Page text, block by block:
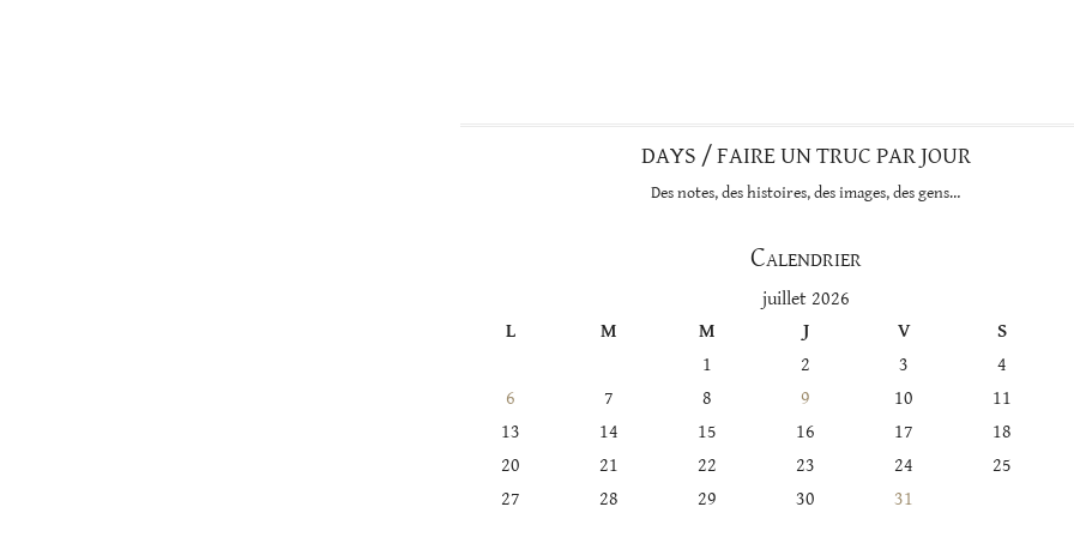
DAYS / FAIRE UN TRUC PAR JOUR
Des notes, des histoires, des images, des gens…
Calendrier
juillet 2026
L
M M J V S
1
2 3 4
6
7 8 9 10 11
13
14 15 16 17 18
20
21 22 23 24 25
27
28 29 30 31